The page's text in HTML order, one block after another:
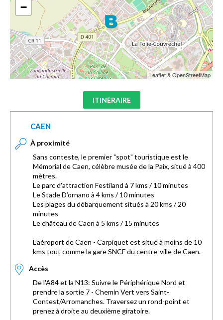
−
Leaflet & OpenStreetMap
ITINÉRAIRE
CAEN
À proximité
Sans conteste, le premier "spot" touristique est le
Mémorial de Caen, célèbre musée de la Paix, situé à 400
mètres.
Le parc d'attraction Festiland à 7 kms / 10 minutes
Le Stade D’ornano à 4 kms / 10 minutes
Les plages du débarquement situés à 20 kms / 20
minutes
Le château de Caen à 5 kms / 15 minutes
L’aéroport de Caen - Carpiquet est situé à moins de 10
kms tout comme la gare SNCF du centre-ville de Caen.
Accès
De l'A84 et la N13: Suivre le Périphérique Nord et
prendre la sortie 7 - Chemin Vert vers Saint-
Contest/Arromanches. Traversez un rond-point et
prenez à droite au deuxième giratoire.